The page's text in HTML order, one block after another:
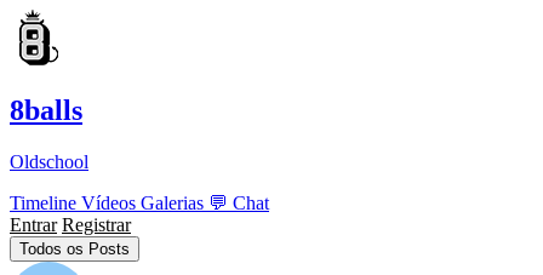
8balls
Oldschool
Timeline Vídeos Galerias 💬 Chat
Entrar Registrar
Todos os Posts